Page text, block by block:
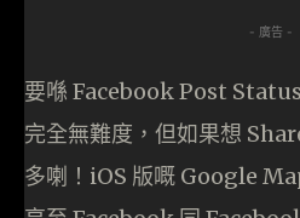
- 廣告 -
要喺 Facebook Post
完全無難度，但如果想
多喇！iOS 版嘅 Google